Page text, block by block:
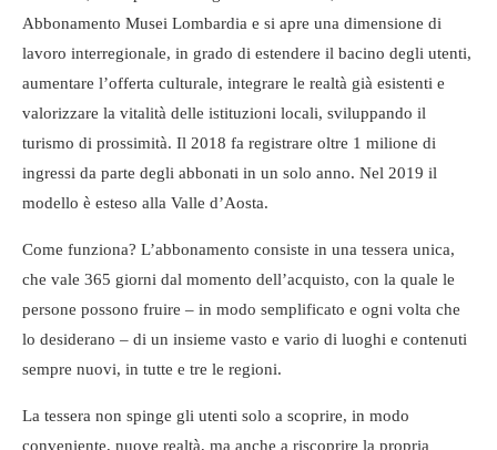
Abbonamento Musei Lombardia e si apre una dimensione di
lavoro interregionale, in grado di estendere il bacino degli utenti,
aumentare l’offerta culturale, integrare le realtà già esistenti e
valorizzare la vitalità delle istituzioni locali, sviluppando il
turismo di prossimità. Il 2018 fa registrare oltre 1 milione di
ingressi da parte degli abbonati in un solo anno. Nel 2019 il
modello è esteso alla Valle d’Aosta.
Come funziona? L’abbonamento consiste in una tessera unica,
che vale 365 giorni dal momento dell’acquisto, con la quale le
persone possono fruire – in modo semplificato e ogni volta che
lo desiderano – di un insieme vasto e vario di luoghi e contenuti
sempre nuovi, in tutte e tre le regioni.
La tessera non spinge gli utenti solo a scoprire, in modo
conveniente, nuove realtà, ma anche a riscoprire la propria